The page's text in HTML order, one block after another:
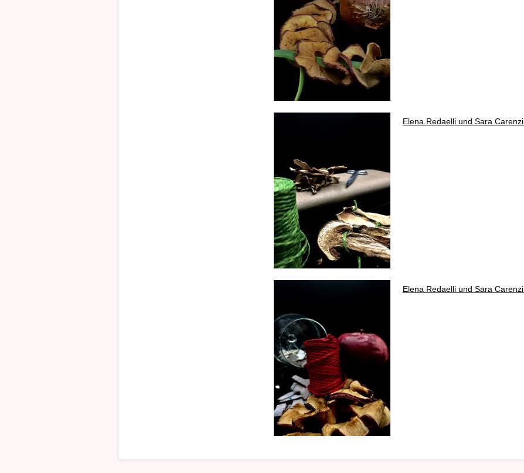
Elena Redaelli und Sara Carenzi
Elena Redaelli und Sara Carenzi